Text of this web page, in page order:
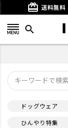
card_giftcard 送料無料
search
ドッグウェア
ひんやり特集